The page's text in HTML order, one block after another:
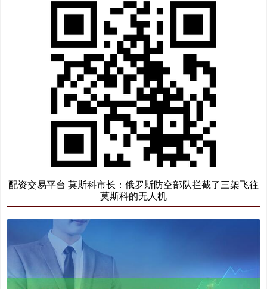
配资交易平台 莫斯科市长：俄罗斯防空部队拦截了三架飞往
莫斯科的无人机